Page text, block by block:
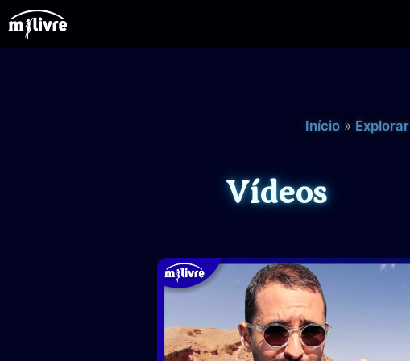
para
o
Início Explorar
Vídeos